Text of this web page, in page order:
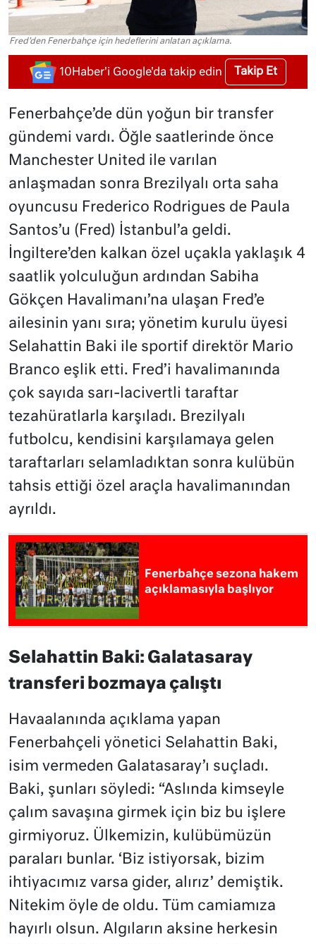
Fred'den Fenerbahçe için hedeflerini anlatan açıklama.
10Haber'i Google'da takip edin Takip Et
Fenerbahçe’de dün yoğun bir transfer
gündemi vardı. Öğle saatlerinde önce
Manchester United ile varılan
anlaşmadan sonra Brezilyalı orta saha
oyuncusu Frederico Rodrigues de Paula
Santos’u (Fred) İstanbul’a geldi.
İngiltere’den kalkan özel uçakla yaklaşık 4
saatlik yolculuğun ardından Sabiha
Gökçen Havalimanı’na ulaşan Fred’e
ailesinin yanı sıra; yönetim kurulu üyesi
Selahattin Baki ile sportif direktör Mario
Branco eşlik etti. Fred’i havalimanında
çok sayıda sarı-lacivertli taraftar
tezahüratlarla karşıladı. Brezilyalı
futbolcu, kendisini karşılamaya gelen
taraftarları selamladıktan sonra kulübün
tahsis ettiği özel araçla havalimanından
ayrıldı.
Fenerbahçe sezona hakem
açıklamasıyla başlıyor
Selahattin Baki: Galatasaray
transferi bozmaya çalıştı
Havaalanında açıklama yapan
Fenerbahçeli yönetici Selahattin Baki,
isim vermeden Galatasaray’ı suçladı.
Baki, şunları söyledi: “Aslında kimseyle
çalım savaşına girmek için biz bu işlere
girmiyoruz. Ülkemizin, kulübümüzün
paraları bunlar. ‘Biz istiyorsak, bizim
ihtiyacımız varsa gider, alırız’ demiştik.
Nitekim öyle de oldu. Tüm camiamıza
hayırlı olsun. Algıların aksine herkesin